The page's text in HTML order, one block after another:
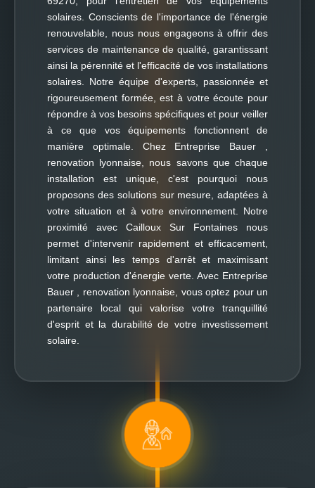
solaires. Conscients de l'importance de l'énergie
renouvelable, nous nous engageons à offrir des
services de maintenance de qualité, garantissant
ainsi la pérennité et l'efficacité de vos installations
solaires. Notre équipe d'experts, passionnée et
rigoureusement formée, est à votre écoute pour
répondre à vos besoins spécifiques et pour veiller
à ce que vos équipements fonctionnent de
manière optimale. Chez Entreprise Bauer ,
renovation lyonnaise, nous savons que chaque
installation est unique, c'est pourquoi nous
proposons des solutions sur mesure, adaptées à
votre situation et à votre environnement. Notre
proximité avec Cailloux Sur Fontaines nous
permet d'intervenir rapidement et efficacement,
limitant ainsi les temps d'arrêt et maximisant
votre production d'énergie verte. Avec Entreprise
Bauer , renovation lyonnaise, vous optez pour un
partenaire local qui valorise votre tranquillité
d'esprit et la durabilité de votre investissement
solaire.